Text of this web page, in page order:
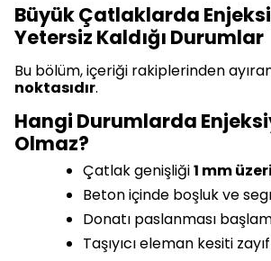
Büyük Çatlaklarda
Yetersiz Kaldığı Durumlar
Bu bölüm, içeriği rakiplerinden
noktasıdır.
Hangi Durumlarda
Olmaz?
Çatlak genişliği1 mm
Beton içinde boşluk ve
Donatı paslanması
Taşıyıcı eleman kesiti